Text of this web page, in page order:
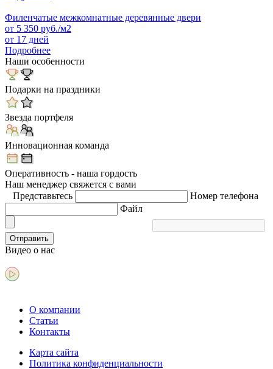
Филенчатые межкомнатные деревянные двери
от 5 350 руб./м2
от 17 дней
Подробнее
Наши особенности
Подарки на праздники
Звезда портфеля
Инновационная команда
Оперативность - наша гордость
Наш менеджер свяжется с вами
Представьтесь
Номер телефона
Файл
Отправить
Видео о нас
О компании
Статьи
Контакты
Карта сайта
Политика конфиденциальности